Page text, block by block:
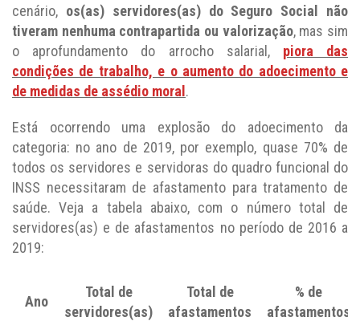
cenário, os(as) servidores(as) do Seguro Social não
tiveram nenhuma contrapartida ou valorização, mas sim
o aprofundamento do arrocho salarial, piora das
condições de trabalho, e o aumento do adoecimento e
de medidas de assédio moral .
Está ocorrendo uma explosão do adoecimento da
categoria: no ano de 2019, por exemplo, quase 70% de
todos os servidores e servidoras do quadro funcional do
INSS necessitaram de afastamento para tratamento de
saúde. Veja a tabela abaixo, com o número total de
servidores(as) e de afastamentos no período de 2016 a
2019:
Ano
Total de
servidores(as)
Total de
afastamentos
% de
afastamentos